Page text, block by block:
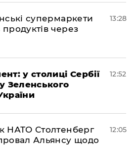
супермаркети
через
13:28
у столиці Сербії
Зеленського
12:52
НАТО Столтенберг
Альянсу щодо
12:05